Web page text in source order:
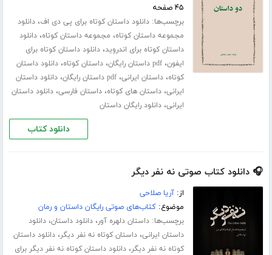
۴۵ صفحه
برچسب‌ها:دانلود داستان کوتاه برای پی دی اف،دانلود
مجموعه داستان کوتاه، مجموعه داستان کوتاه،دانلود
داستان کوتاه برای اندروید،دانلود داستان کوتاه برای
ایفون،pdf داستان رایگان ،داستان کوتاه،دانلود داستان
کوتاه،داستان ایرانی،pdf داستان رایگان ،دانلود داستان
ایرانی،داستان های کوتاه،داستان فارسی،دانلود داستان
ایرانی،دانلود رایگان داستان
دانلود کتاب
🎧 دانلود کتاب صوتی نه نفر دیگر
از:آریا صلاحی
موضوع:کتاب‌های صوتی رایگان داستان و رمان
برچسب‌ها:داستان دلهره آور،دانلود داستان،دانلود
داستان ایرانی،داستان کوتاه نه نفر دیگر،دانلود داستان
کوتاه نه نفر دیگر،دانلود داستان کوتاه نه نفر دیگر برای